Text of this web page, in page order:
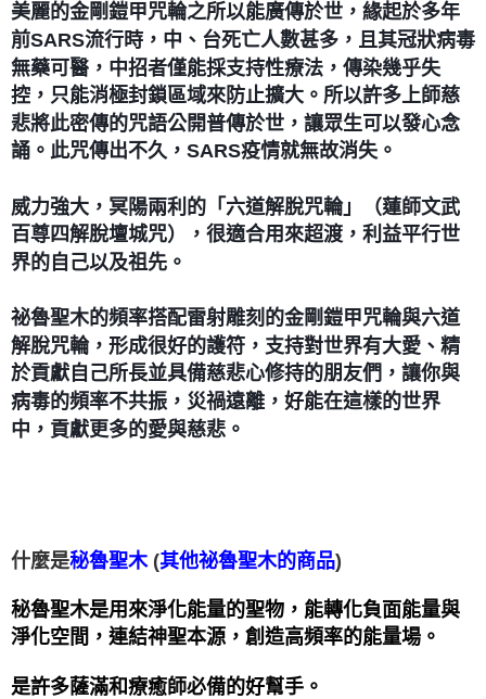
美麗的金剛鎧甲咒輪之所以能廣傳於世，緣起於多年
前SARS流行時，中、台死亡人數甚多，且其冠狀病毒
無藥可醫，中招者僅能採支持性療法，傳染幾乎失
控，只能消極封鎖區域來防止擴大。所以許多上師慈
悲將此密傳的咒語公開普傳於世，讓眾生可以發心念
誦。此咒傳出不久，SARS疫情就無故消失。
威力強大，冥陽兩利的「六道解脫咒輪」（蓮師文武
百尊四解脫壇城咒），很適合用來超渡，利益平行世
界的自己以及祖先。
祕魯聖木的頻率搭配雷射雕刻的金剛鎧甲咒輪與六道
解脫咒輪，形成很好的護符，支持對世界有大愛、精
於貢獻自己所長並具備慈悲心修持的朋友們，讓你與
病毒的頻率不共振，災禍遠離，好能在這樣的世界
中，貢獻更多的愛與慈悲。
什麼是秘魯聖木(其他祕魯聖木的商品)
秘魯聖木是用來淨化能量的聖物，能轉化負面能量與
淨化空間，連結神聖本源，創造高頻率的能量場。
是許多薩滿和療癒師必備的好幫手。